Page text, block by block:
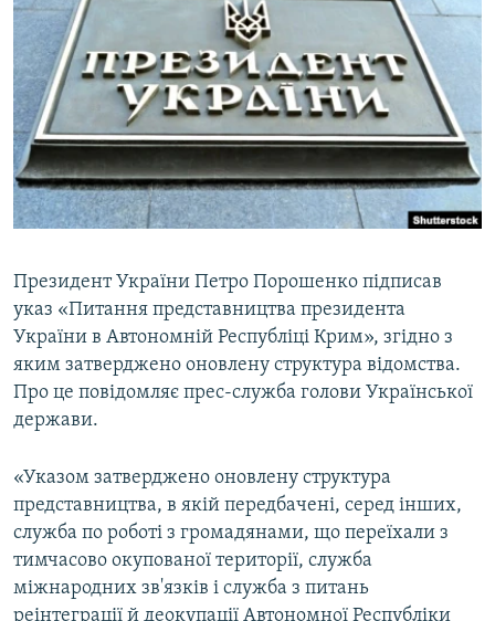
ВСЕ ЗА ДЕНЬ
СПЕЦПРОЕКТИ
ДЕПОРТАЦІЯ
ВІДЕОУРОКИ «ELIFBE»
СВІДЧЕННЯ ОКУПАЦІЇ
УКРАЇНСЬКА ПРОБЛЕМА КРИМУ
ЯК ОБІЙТИ БЛОКУВАННЯ
Русский
Qırımtatar
Усі сайти RFE/RL
Президент України Петро Порошенко підписав
указ «Питання представництва президента
України в Автономній Республіці Крим», згідно з
яким затверджено оновлену структура відомства.
Про це повідомляє прес-служба голови Української
держави.
«Указом затверджено оновлену структура
представництва, в якій передбачені, серед інших,
служба по роботі з громадянами, що переїхали з
тимчасово окупованої території, служба
міжнародних зв'язків і служба з питань
реінтеграції й деокупації Автономної Республіки